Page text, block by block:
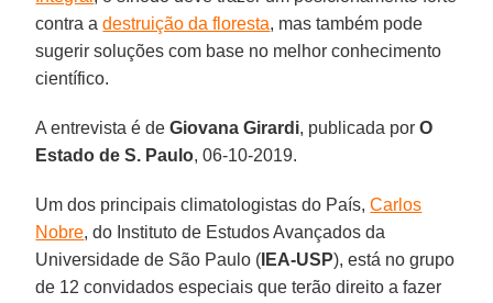
contra adestruição da floresta, mas também pode
sugerir soluções com base no melhor conhecimento
científico.
A entrevista é deGiovana Girardi, publicada porO
Estado de S. Paulo, 06-10-2019.
Um dos principais climatologistas do País,Carlos
Nobre, do Instituto de Estudos Avançados da
Universidade de São Paulo ( IEA-USP), está no grupo
de 12 convidados especiais que terão direito a fazer